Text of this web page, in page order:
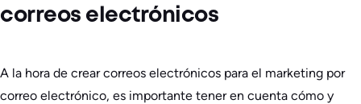
correos electrónicos
A la hora de crear correos electrónicos para el marketing por
correo electrónico, es importante tener en cuenta cómo y